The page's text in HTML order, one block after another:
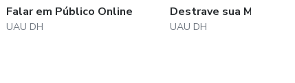
Falar em Público Online
UAU DH
Destrave sua Mensagem
UAU DH